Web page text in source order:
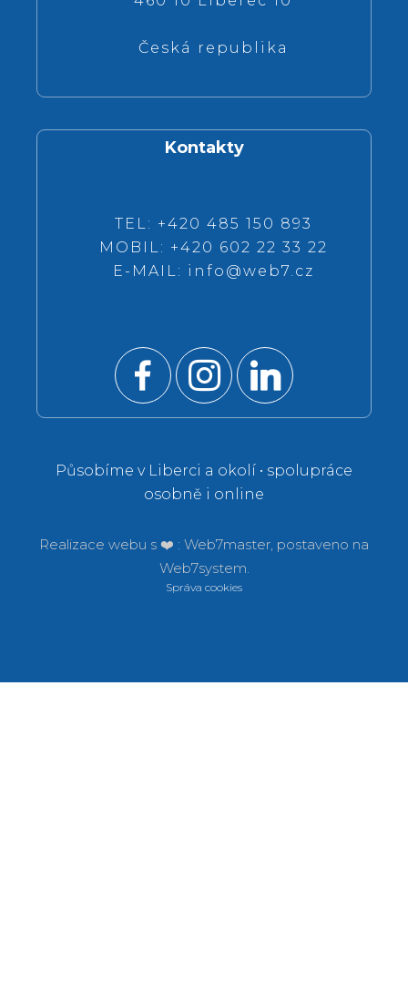
Česká republika
Kontakty
TEL: +420 485 150 893
MOBIL: +420 602 22 33 22
E-MAIL: info@web7.cz
Působíme v Liberci a okolí • spolupráce
osobně i online
Realizace webu s ❤️ : Web7master, postaveno na
Web7system.
Správa cookies